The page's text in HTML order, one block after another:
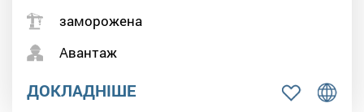
заморожена
Авантаж
ДОКЛАДНІШЕ